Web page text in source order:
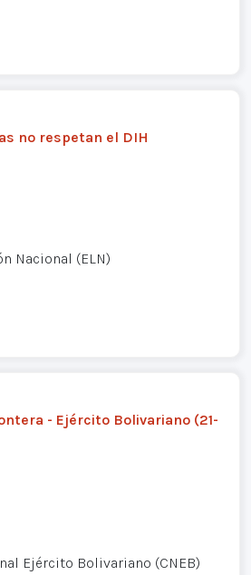
no respetan el DIH
Nacional (ELN)
- Ejército Bolivariano (21-
Ejército Bolivariano (CNEB)